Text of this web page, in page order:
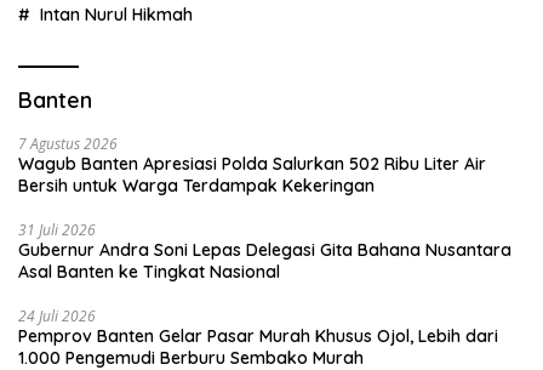
Intan Nurul Hikmah
Banten
7 Agustus 2026
Wagub Banten Apresiasi Polda Salurkan 502 Ribu Liter Air
Bersih untuk Warga Terdampak Kekeringan
31 Juli 2026
Gubernur Andra Soni Lepas Delegasi Gita Bahana Nusantara
Asal Banten ke Tingkat Nasional
24 Juli 2026
Pemprov Banten Gelar Pasar Murah Khusus Ojol, Lebih dari
1.000 Pengemudi Berburu Sembako Murah